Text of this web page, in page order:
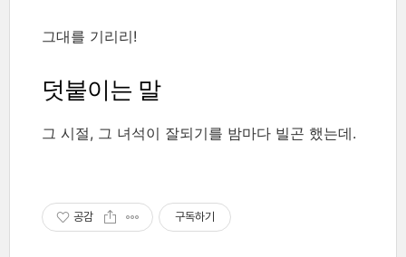
그대를 기리리!
덧붙이는 말
그 시절, 그 녀석이 잘되기를 밤마다 빌곤 했는데.
공감 구독하기